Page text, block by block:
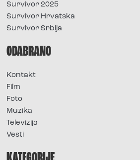
Survivor 2025
Survivor Hrvatska
Survivor Srbija
ODABRANO
Kontakt
Film
Foto
Muzika
Televizija
Vesti